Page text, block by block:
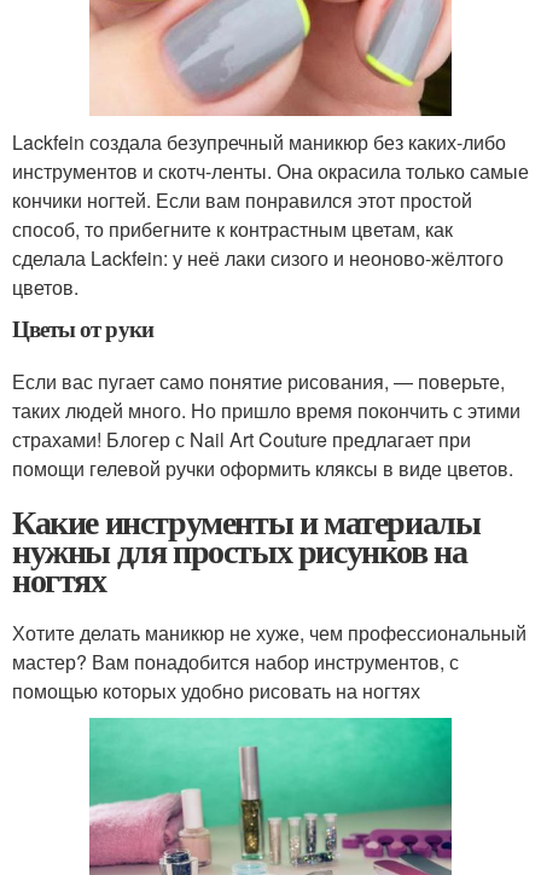
Lackfein создала безупречный маникюр без каких-либо
инструментов и скотч-ленты. Она окрасила только самые
кончики ногтей. Если вам понравился этот простой
способ, то прибегните к контрастным цветам, как
сделала Lackfein: у неё лаки сизого и неоново-жёлтого
цветов.
Цветы от руки
Если вас пугает само понятие рисования, — поверьте,
таких людей много. Но пришло время покончить с этими
страхами! Блогер с Nail Art Couture предлагает при
помощи гелевой ручки оформить кляксы в виде цветов.
Какие инструменты и материалы
нужны для простых рисунков на
ногтях
Хотите делать маникюр не хуже, чем профессиональный
мастер? Вам понадобится набор инструментов, с
помощью которых удобно рисовать на ногтях